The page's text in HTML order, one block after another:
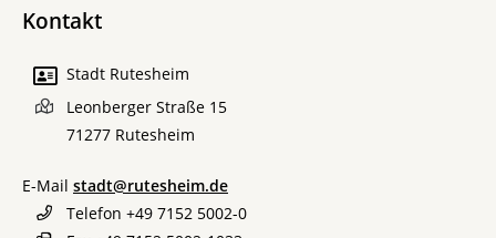
Kontakt
Stadt Rutesheim
Leonberger Straße 15
71277 Rutesheim
E-Mail stadt@rutesheim.de
Telefon +49 7152 5002-0